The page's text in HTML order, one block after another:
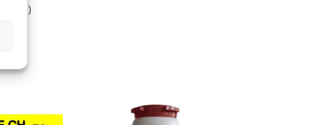
2'716.00
2'803.00
VAT)